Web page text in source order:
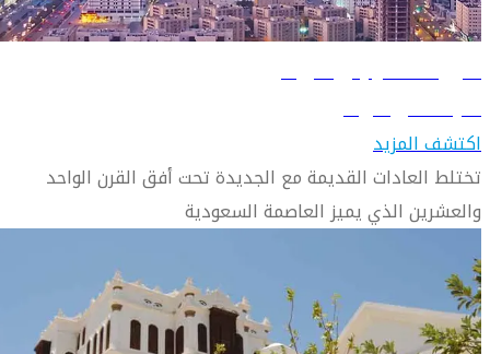
دليل السفر إلى الرياض
تعرّف على الرياض
اكتشف المزيد
تختلط العادات القديمة مع الجديدة تحت أفق القرن الواحد
والعشرين الذي يميز العاصمة السعودية